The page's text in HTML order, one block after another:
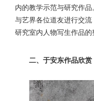
内的教学示范与研究作
与艺界各位道友进行交
研究室内人物写生作品的
二、于安东作品欣赏